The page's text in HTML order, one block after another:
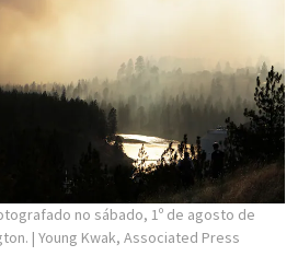
no sábado, 1º de agosto de
| Young Kwak, Associated Press